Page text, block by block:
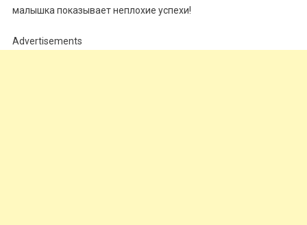
малышка показывает неплохие успехи!
Advertisements